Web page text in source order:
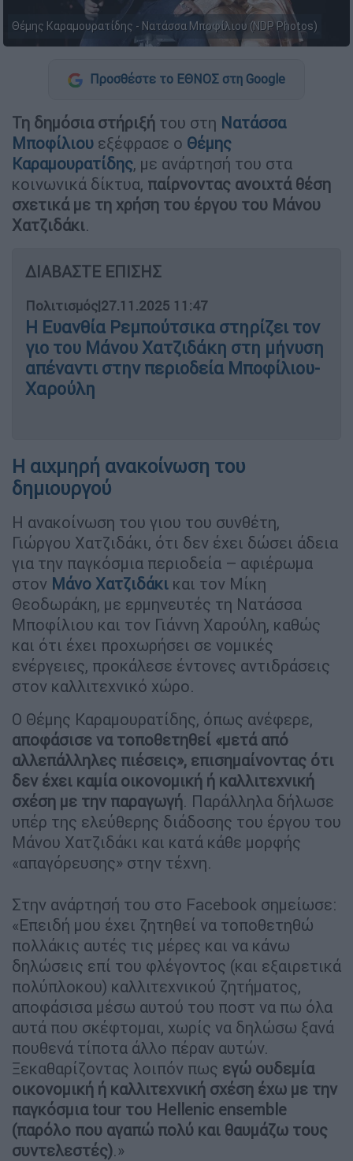
Θέμης Καραμουρατίδης - Νατάσσα Μποφίλιου (NDP Photos)
Προσθέστε το ΕΘΝΟΣ στη Google
Τη δημόσια στήριξή του στη Νατάσσα
Μποφίλιου εξέφρασε ο Θέμης
Καραμουρατίδης, με ανάρτησή του στα
κοινωνικά δίκτυα, παίρνοντας ανοιχτά θέση
σχετικά με τη χρήση του έργου του Μάνου
Χατζιδάκι.
ΔΙΑΒΑΣΤΕ ΕΠΙΣΗΣ
Πολιτισμός|27.11.2025 11:47
Η Ευανθία Ρεμπούτσικα στηρίζει τον
γιο του Μάνου Χατζιδάκη στη μήνυση
απέναντι στην περιοδεία Μποφίλιου-
Χαρούλη
Η αιχμηρή ανακοίνωση του
δημιουργού
Η ανακοίνωση του γιου του συνθέτη,
Γιώργου Χατζιδάκι, ότι δεν έχει δώσει άδεια
για την παγκόσμια περιοδεία – αφιέρωμα
στον Μάνο Χατζιδάκι και τον Μίκη
Θεοδωράκη, με ερμηνευτές τη Νατάσσα
Μποφίλιου και τον Γιάννη Χαρούλη, καθώς
και ότι έχει προχωρήσει σε νομικές
ενέργειες, προκάλεσε έντονες αντιδράσεις
στον καλλιτεχνικό χώρο.
Ο Θέμης Καραμουρατίδης, όπως ανέφερε,
αποφάσισε να τοποθετηθεί «μετά από
αλλεπάλληλες πιέσεις», επισημαίνοντας ότι
δεν έχει καμία οικονομική ή καλλιτεχνική
σχέση με την παραγωγή. Παράλληλα δήλωσε
υπέρ της ελεύθερης διάδοσης του έργου του
Μάνου Χατζιδάκι και κατά κάθε μορφής
«απαγόρευσης» στην τέχνη.
Στην ανάρτησή του στο Facebook σημείωσε:
«Επειδή μου έχει ζητηθεί να τοποθετηθώ
πολλάκις αυτές τις μέρες και να κάνω
δηλώσεις επί του φλέγοντος (και εξαιρετικά
πολύπλοκου) καλλιτεχνικού ζητήματος,
αποφάσισα μέσω αυτού του ποστ να πω όλα
αυτά που σκέφτομαι, χωρίς να δηλώσω ξανά
πουθενά τίποτα άλλο πέραν αυτών.
Ξεκαθαρίζοντας λοιπόν πως εγώ ουδεμία
οικονομική ή καλλιτεχνική σχέση έχω με την
παγκόσμια tour του Hellenic ensemble
(παρόλο που αγαπώ πολύ και θαυμάζω τους
συντελεστές).»